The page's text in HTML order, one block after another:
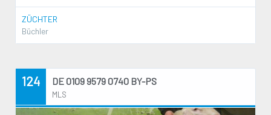
ZÜCHTER
Büchler
124 DE 0109 9579 0740 BY-PS
MLS